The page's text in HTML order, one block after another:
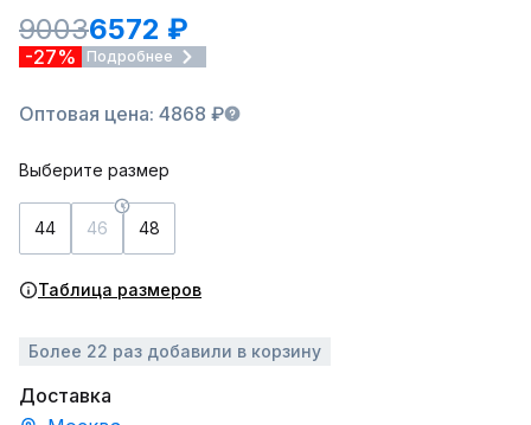
90036572 ₽
-27% Подробнее
Оптовая цена: 4868 ₽
Выберите размер
44 46 48
Таблица размеров
Более 22 раз добавили в корзину
Доставка